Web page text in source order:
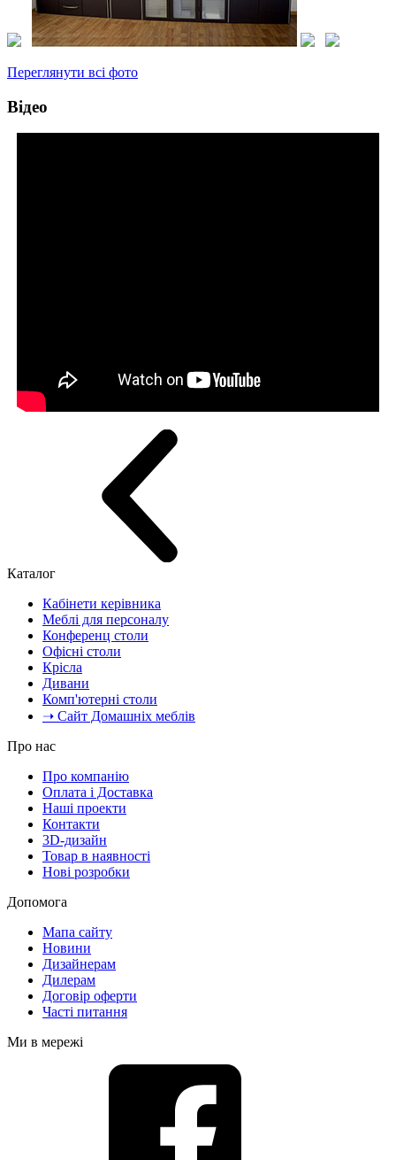
Переглянути всі фото
Відео
Каталог
Кабінети керівника
Меблі для персоналу
Конференц столи
Офісні столи
Крісла
Дивани
Комп'ютерні столи
➝ Сайт Домашніх меблів
Про нас
Про компанію
Оплата і Доставка
Наші проекти
Контакти
3D-дизайн
Товар в наявності
Нові розробки
Допомога
Мапа сайту
Новини
Дизайнерам
Дилерам
Договір оферти
Часті питання
Ми в мережі